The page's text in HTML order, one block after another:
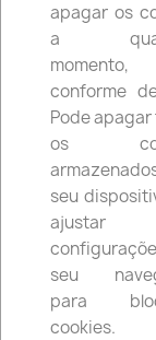
apagar os
a
momento,
conforme
Pode
os
seu
seu
para